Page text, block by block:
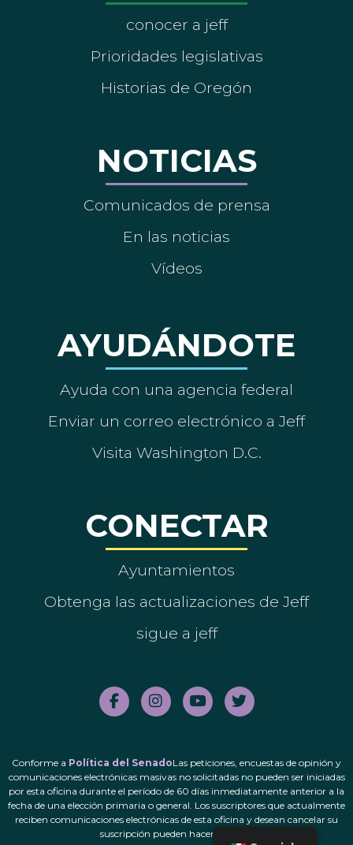
conocer a jeff
Prioridades legislativas
Historias de Oregón
NOTICIAS
Comunicados de prensa
En las noticias
Vídeos
AYUDÁNDOTE
Ayuda con una agencia federal
Enviar un correo electrónico a Jeff
Visita Washington D.C.
CONECTAR
Ayuntamientos
Obtenga las actualizaciones de Jeff
sigue a jeff
Conforme a Política del SenadoLas peticiones, encuestas de opinión y
comunicaciones electrónicas masivas no solicitadas no pueden ser iniciadas
por esta oficina durante el período de 60 días inmediatamente anterior a la
fecha de una elección primaria o general. Los suscriptores que actualmente
reciben comunicaciones electrónicas de esta oficina y desean cancelar su
suscripción pueden hacerlo.